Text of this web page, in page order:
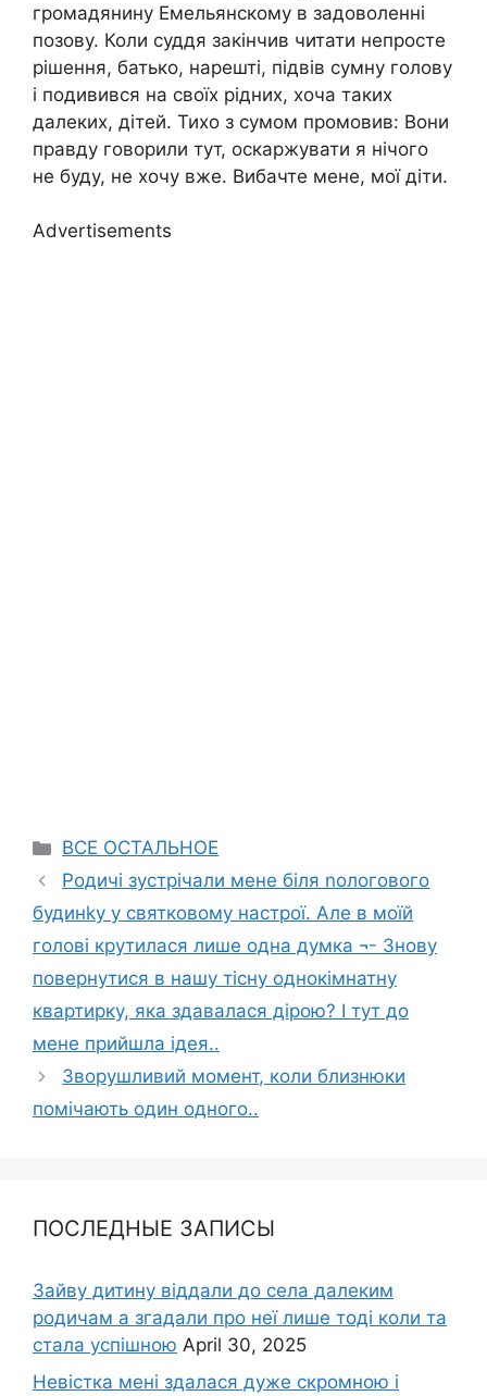
громадянину Емельянскому в задоволенні
позову. Коли суддя закінчив читати непросте
рішення, батько, нарешті, підвів сумну голову
і подивився на своїх рідних, хоча таких
далеких, дітей. Тихо з сумом промовив: Вони
правду говорили тут, оскаржувати я нічого
не буду, не хочу вже. Вибачте мене, мої діти.
Advertisements
Categories
ВСЕ ОСТАЛЬНОЕ
Родичі зустрічали мене біля nологового
будинkу у святковому настрої. Але в моїй
голові крутилася лише одна думка ¬- Знову
повернутися в нашу тісну однокімнатну
квартирку, яка здавалася дірою? І тут до
мене прийшла ідея..
Зворушливий момент, коли близнюки
помічають один одного..
ПОСЛЕДНЫЕ ЗАПИСЫ
Зайву дитину віддали до села далеким
родичам а згадали про неї лише тоді коли та
стала успішною April 30, 2025
Невістка мені здалася дуже скромною і